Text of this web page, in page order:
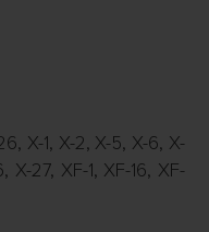
X-1, X-2, X-5, X-6, X-
X-27, XF-1, XF-16, XF-